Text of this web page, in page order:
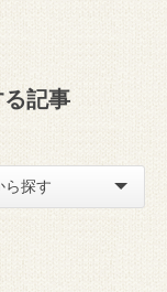
記事
ら探す